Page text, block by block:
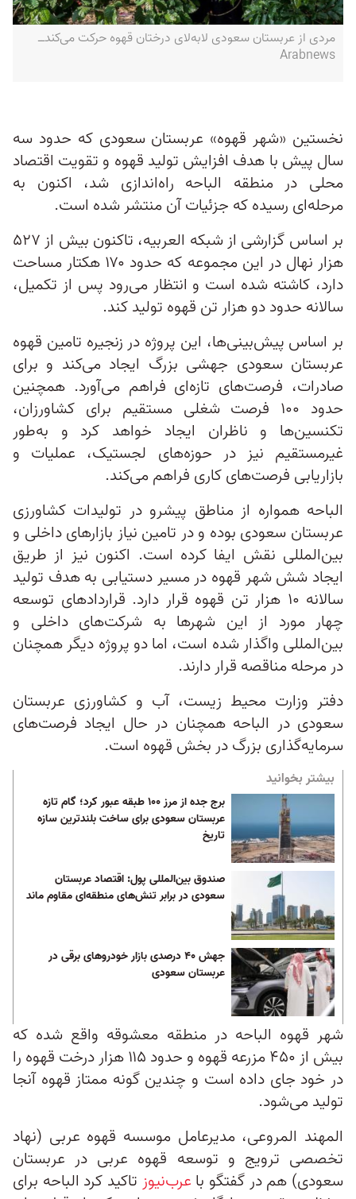
مردی از عربستان سعودی لابه‌لای درختان قهوه حرکت می‌کند‌ــ
Arabnews
نخستین «شهر قهوه» عربستان سعودی که حدود سه
سال پیش با هدف افزایش تولید قهوه و تقویت اقتصاد
محلی در منطقه الباحه راه‌اندازی شد، اکنون به
مرحله‌ای رسیده که جزئیات آن منتشر شده است.
بر اساس گزارشی از شبکه العربیه، تاکنون بیش از ۵۲۷
هزار نهال در این مجموعه که حدود ۱۷۰ هکتار مساحت
دارد، کاشته شده است و انتظار می‌رود پس از تکمیل،
سالانه حدود دو هزار تن قهوه تولید کند.
بر اساس پیش‌بینی‌ها، این پروژه در زنجیره تامین قهوه
عربستان سعودی جهشی بزرگ ایجاد می‌کند و برای
صادرات، فرصت‌های تازه‌ای فراهم می‌آورد. همچنین
حدود ۱۰۰ فرصت شغلی مستقیم برای کشاورزان،
تکنسین‌ها و ناظران ایجاد خواهد کرد و به‌طور
غیرمستقیم نیز در حوزه‌های لجستیک، عملیات و
بازاریابی فرصت‌های کاری فراهم می‌کند.
الباحه همواره از مناطق پیشرو در تولیدات کشاورزی
عربستان سعودی بوده و در تامین نیاز بازارهای داخلی و
بین‌المللی نقش ایفا کرده است. اکنون نیز از طریق
ایجاد شش شهر قهوه در مسیر دستیابی به هدف تولید
سالانه ۱۰ هزار تن قهوه قرار دارد. قراردادهای توسعه
چهار مورد از این شهرها به شرکت‌های داخلی و
بین‌المللی واگذار شده است، اما دو پروژه دیگر همچنان
در مرحله مناقصه قرار دارند.
دفتر وزارت محیط زیست، آب و کشاورزی عربستان
سعودی در الباحه همچنان در حال ایجاد فرصت‌های
سرمایه‌گذاری بزرگ در بخش قهوه است.
بیشتر بخوانید
برج جده از مرز ۱۰۰ طبقه عبور کرد؛ گام تازه
عربستان سعودی برای ساخت بلندترین سازه
تاریخ
صندوق بین‌المللی پول: اقتصاد عربستان
سعودی در برابر تنش‌های منطقه‌ای مقاوم ماند
جهش ۴۰ درصدی بازار خودروهای برقی در
عربستان سعودی
شهر قهوه الباحه در منطقه معشوقه واقع شده که
بیش از ۴۵۰ مزرعه قهوه و حدود ۱۱۵ هزار درخت قهوه را
در خود جای داده است و چندین گونه ممتاز قهوه آنجا
تولید می‌شود.
المهند المروعی، مدیرعامل موسسه قهوه عربی (نهاد
تخصصی ترویج و توسعه قهوه عربی در عربستان
سعودی) هم در گفتگو با عرب‌نیوز تاکید کرد الباحه برای